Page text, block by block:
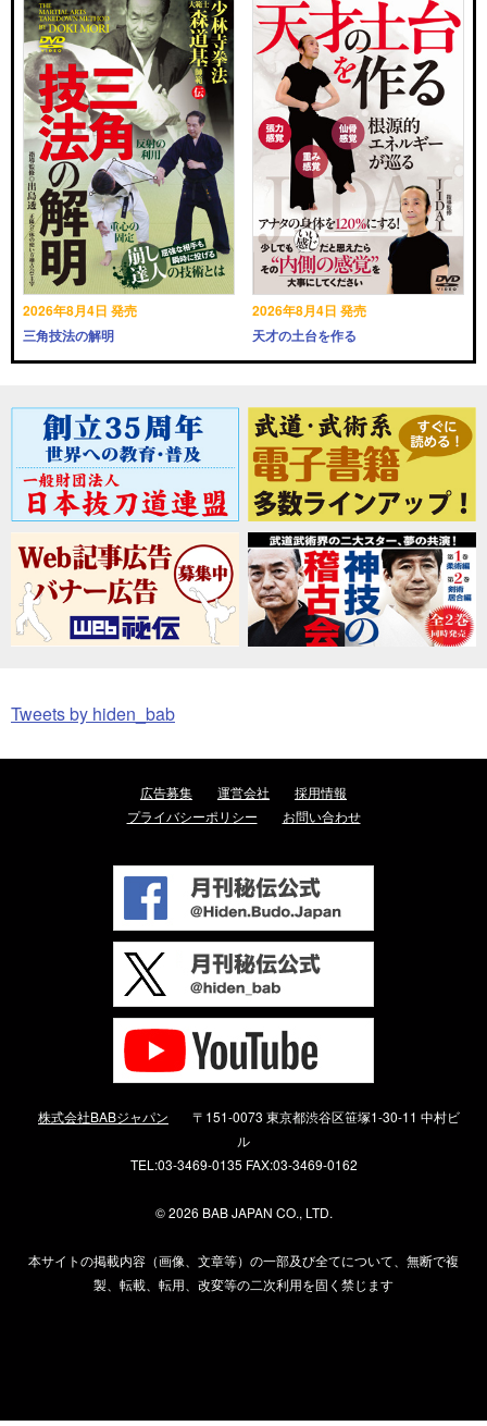
2026年8月4日 発売
三角技法の解明
2026年8月4日 発売
天才の土台を作る
Tweets by hiden_bab
広告募集 運営会社
採用情報
プライバシーポリシー
お問い合わせ
株式会社BABジャパン
〒151-0073 東京都渋谷区笹塚1-30-11 中村ビ
ル
TEL:03-3469-0135 FAX:03-3469-0162
©2026 BAB JAPAN CO., LTD.
本サイトの掲載内容（画像、文章等）の一部及び全てについて、無断で複
製、転載、転用、改変等の二次利用を固く禁じます